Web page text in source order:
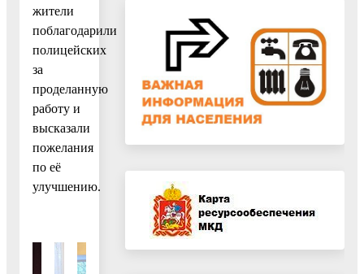
жители
поблагодарили
полицейских
за
проделанную
работу и
высказали
пожелания
по её
улучшению.